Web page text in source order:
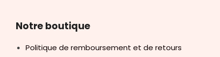
Notre boutique
Politique de remboursement et de retours